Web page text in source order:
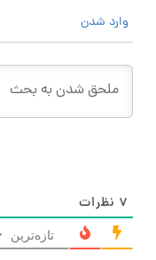
وارد شدن
۷ نظرات
تازه‌ترین